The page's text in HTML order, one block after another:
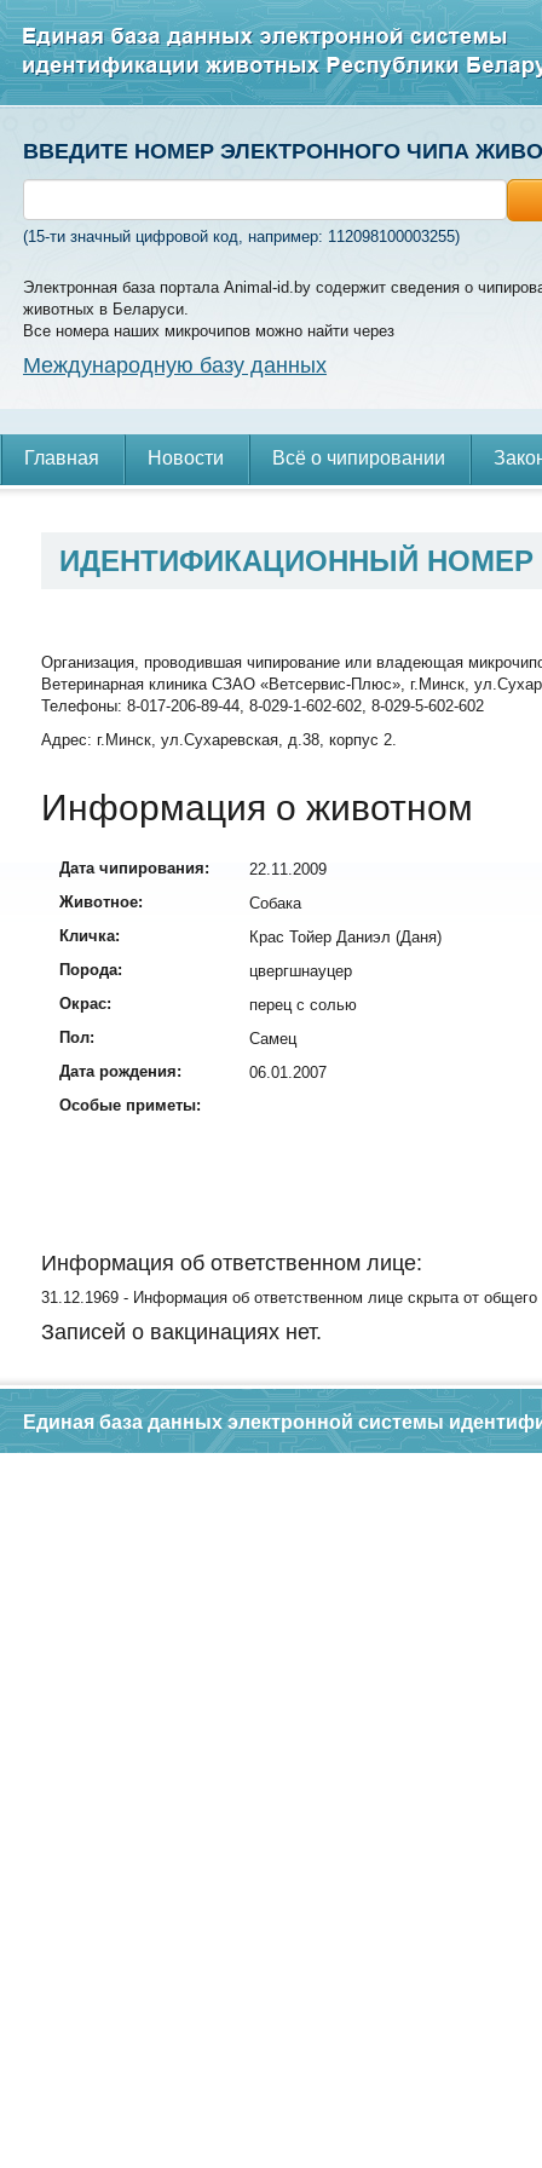
ВВЕДИТЕ НОМЕР ЭЛЕКТРОННОГО ЧИПА
(15-ти значный цифровой код, например: 112098100003255)
Электронная база портала Animal-id.by содержит сведения о
животных в Беларуси.
Все номера наших микрочипов можно найти через
Международную базу данных
Главная Новости Всё о чипировании
ИДЕНТИФИКАЦИОННЫЙ
Организация, проводившая чипирование или владеющая
Ветеринарная клиника СЗАО «Ветсервис-Плюс», г.Минск,
Телефоны: 8-017-206-89-44, 8-029-1-602-602, 8-029-5-602-602
Адрес: г.Минск, ул.Сухаревская, д.38, корпус 2.
Информация о животном
Дата чипирования:
22.11.2009
Животное:
Собака
Кличка:
Крас Тойер Даниэл (Даня)
Порода:
цвергшнауцер
Окрас:
перец с солью
Пол:
Самец
Дата рождения:
06.01.2007
Особые приметы:
Информация об ответственном лице:
31.12.1969 - Информация об ответственном лице скрыта от общего
Записей о вакцинациях нет.
Единая база данных электронной системы